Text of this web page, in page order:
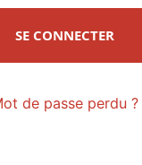
SE CONNECTER
de passe perdu ?